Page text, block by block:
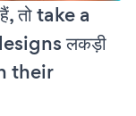
तो take a
लकड़ी
their